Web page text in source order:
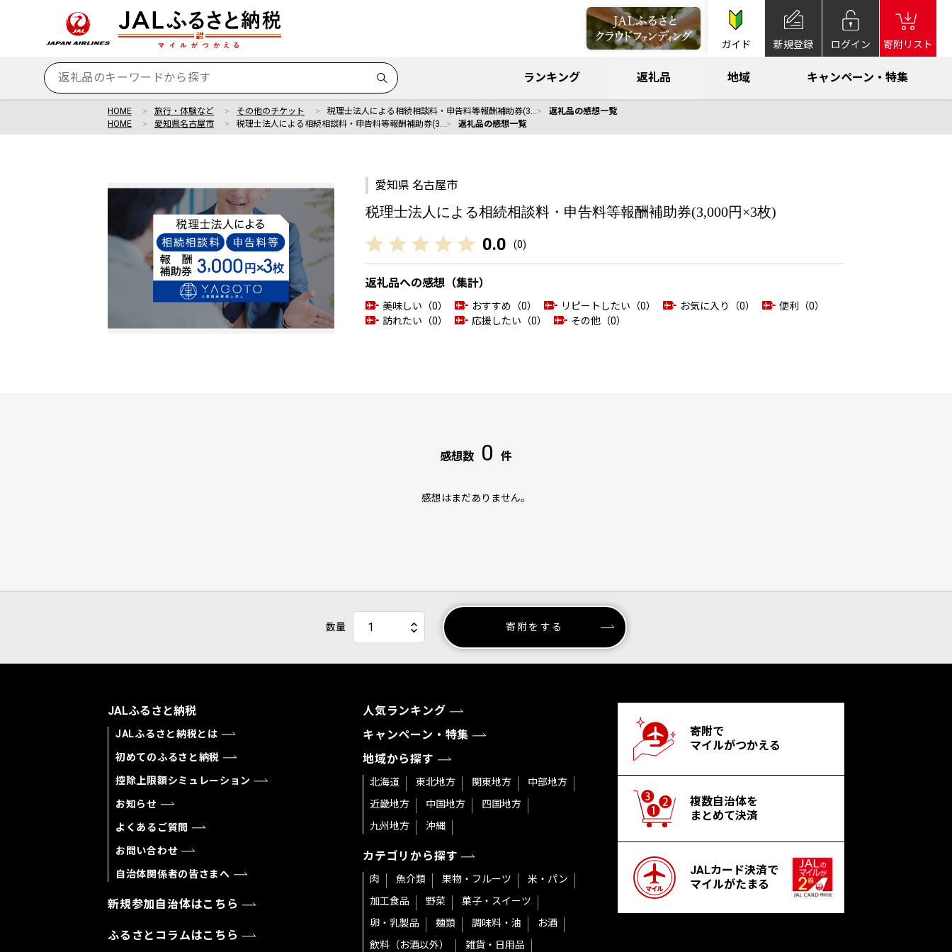
ガイド 新規登録 ログイン 寄附リスト
ランキング 返礼品 地域 キャンペーン・特集
HOME 旅行・体験など その他のチケット 税理士法人による相続相談料・申告料等報酬補助券(3…
返礼品の感想一覧
HOME
愛知県名古屋市 税理士法人による相続相談料・申告料等報酬補助券(3… 返礼品の感想一覧
愛知県 名古屋市
税理士法人による相続相談料・申告料等報酬補助券(3,000円×3枚)
0.0 (0)
返礼品への感想（集計）
美味しい（0） おすすめ（0） リピートしたい（0） お気に入り（0）
便利（0）
訪れたい（0）
応援したい（0） その他（0）
感想数 0 件
感想はまだありません。
数量 寄附をする
JALふるさと納税
JALふるさと納税とは
初めてのふるさと納税
控除上限額シミュレーション
お知らせ
よくあるご質問
お問い合わせ
自治体関係者の皆さまへ
新規参加自治体はこちら
ふるさとコラムはこちら
人気ランキング
キャンペーン・特集
地域から探す
北海道 東北地方 関東地方
中部地方
近畿地方
中国地方
四国地方
九州地方
沖縄
カテゴリから探す
肉 魚介類 果物・フルーツ
米・パン
加工食品
野菜
菓子・スイーツ
卵・乳製品
麺類 調味料・油
お酒
飲料（お酒以外）
雑貨・日用品
寄附で
マイルがつかえる
複数自治体を
まとめて決済
JALカード決済で
マイルがたまる